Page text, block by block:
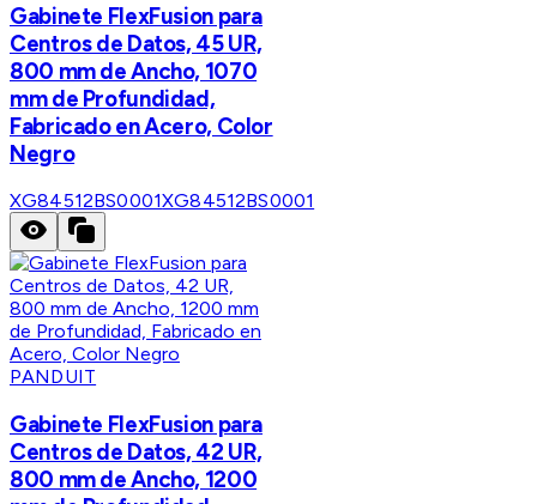
Gabinete FlexFusion para
Centros de Datos, 45 UR,
800 mm de Ancho, 1070
mm de Profundidad,
Fabricado en Acero, Color
Negro
XG84512BS0001XG84512BS0001
PANDUIT
Gabinete FlexFusion para
Centros de Datos, 42 UR,
800 mm de Ancho, 1200